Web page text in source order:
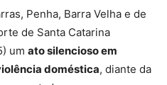
Penha, Barra Velha e de
de Santa Catarina
um ato silencioso em
doméstica, diante da